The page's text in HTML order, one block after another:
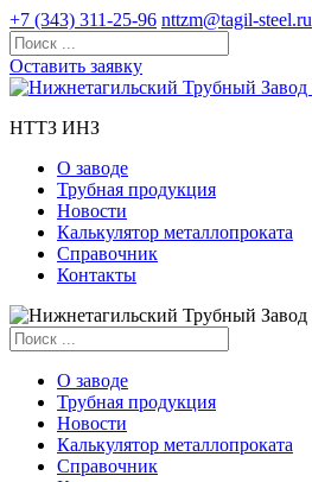
+7 (343) 311-25-96 nttzm@tagil-steel.ru
Оставить заявку
НТТЗ ИНЗ
О заводе
Трубная продукция
Новости
Калькулятор металлопроката
Справочник
Контакты
О заводе
Трубная продукция
Новости
Калькулятор металлопроката
Справочник